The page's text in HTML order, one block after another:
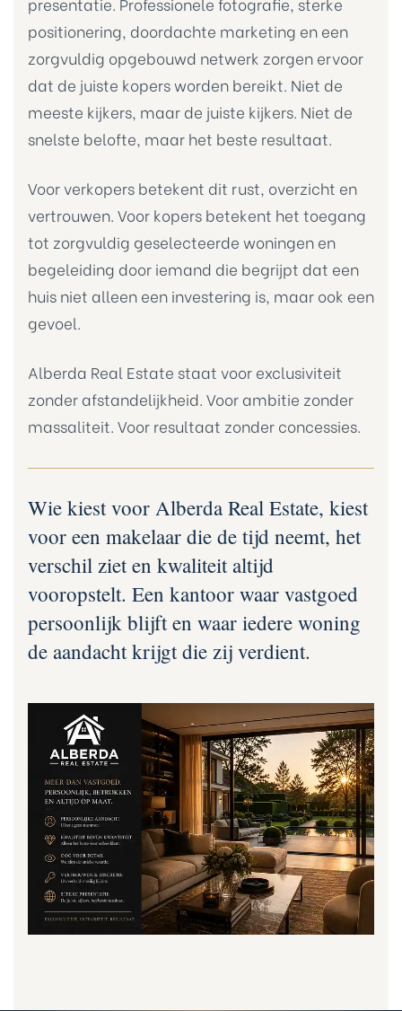
positionering, doordachte marketing en een
zorgvuldig opgebouwd netwerk zorgen ervoor
dat de juiste kopers worden bereikt. Niet de
meeste kijkers, maar de juiste kijkers. Niet de
snelste belofte, maar het beste resultaat.
Voor verkopers betekent dit rust, overzicht en
vertrouwen. Voor kopers betekent het toegang
tot zorgvuldig geselecteerde woningen en
begeleiding door iemand die begrijpt dat een
huis niet alleen een investering is, maar ook een
gevoel.
Alberda Real Estate staat voor exclusiviteit
zonder afstandelijkheid. Voor ambitie zonder
massaliteit. Voor resultaat zonder concessies.
Wie kiest voor Alberda Real Estate, kiest
voor een makelaar die de tijd neemt, het
verschil ziet en kwaliteit altijd
vooropstelt. Een kantoor waar vastgoed
persoonlijk blijft en waar iedere woning
de aandacht krijgt die zij verdient.